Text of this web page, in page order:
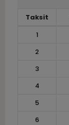
Taksit
1
2
3
4
5
6